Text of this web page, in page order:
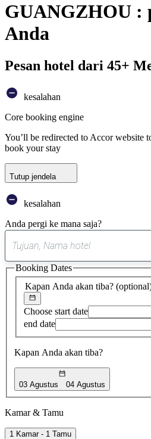
GUANGZHOU :
Anda
Pesan hotel dari 45+
kesalahan
Core booking engine
You’ll be redirected to Accor website
book your stay
Tutup jendela
kesalahan
Anda pergi ke mana saja?
Kapan Anda akan tiba?
Choose start date
end date
Kapan Anda akan tiba?
03 Agustus 04 Agustus
Booking Dates
Kamar & Tamu
1 Kamar - 1 Tamu